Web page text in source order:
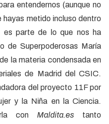
entendernos (aunque no
hayas metido incluso dentro
es parte de lo que nos ha
de Superpoderosas María
la materia condensada en
de Madrid del CSIC.
del proyecto 11F por
y la Niña en la Ciencia.
con Maldita.estanto